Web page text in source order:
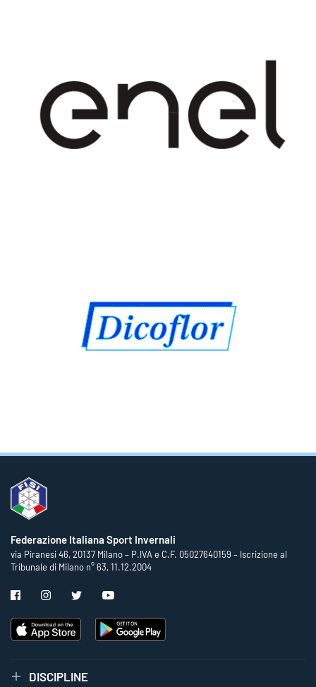
Federazione Italiana Sport Invernali
via Piranesi 46, 20137 Milano – P.IVA e C.F. 05027640159 – Iscrizione al
Tribunale di Milano n° 63, 11.12.2004
DISCIPLINE